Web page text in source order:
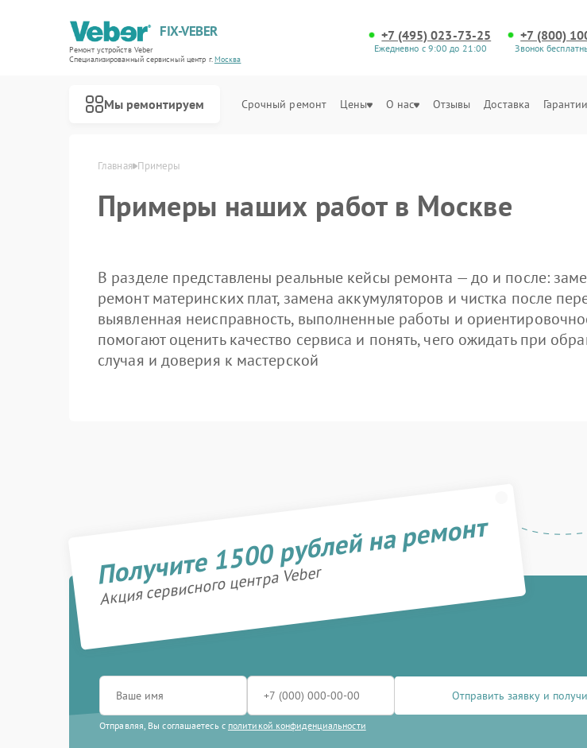
FIX-VEBER
Ремонт устройств Veber
Специализированный cервисный центр г.Москва
+7 (495) 023-73-25
Ежедневно с 9:00 до 21:00
+7 (800)
Звонок
Мы ремонтируем Срочный ремонт Цены О нас Отзывы Доставка Гарантии
Главная Примеры
Примеры наших работ в Москве
В разделе представлены реальные кейсы ремонта — до и после:
ремонт материнских плат, замена аккумуляторов и чистка после
выявленная неисправность, выполненные работы и
помогают оценить качество сервиса и понять, чего ожидать при
случая и доверия к мастерской
Получите 1500 рублей на ремонт
Акция сервисного центра Veber
Отправить заявку и
Отправляя, Вы соглашаетесь с политикой конфиденциальности